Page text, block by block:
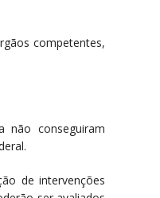
competentes,
não conseguiram
de intervenções